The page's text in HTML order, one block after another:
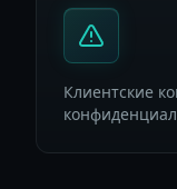
Клиентские